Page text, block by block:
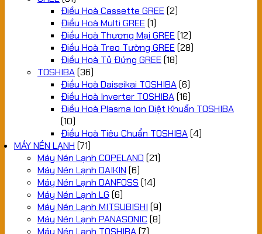
Điều Hoà Cassette GREE (2)
Điều Hoà Multi GREE (1)
Điều Hoà Thương Mại GREE (12)
Điều Hoà Treo Tường GREE (28)
Điều Hoà Tủ Đứng GREE (18)
TOSHIBA(36)
Điều Hoà Daiseikai TOSHIBA(6)
Điều Hoà Inverter TOSHIBA(16)
Điều Hoà Plasma Ion Diệt Khuẩn TOSHIBA
(10)
Điều Hoà Tiêu Chuẩn TOSHIBA(4)
MÁY NÉN LẠNH (71)
Máy Nén Lạnh COPELAND (21)
Máy Nén Lạnh DAIKIN (6)
Máy Nén Lạnh DANFOSS (14)
Máy Nén Lạnh LG (6)
Máy Nén Lạnh MITSUBISHI (9)
Máy Nén Lạnh PANASONIC (8)
Máy Nén Lạnh TOSHIBA (7)